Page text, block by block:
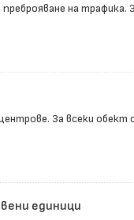
на трафика.
За всеки обект
единици